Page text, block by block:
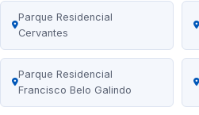
Parque Residencial
Cervantes
Parque Residencial
Francisco Belo Galindo